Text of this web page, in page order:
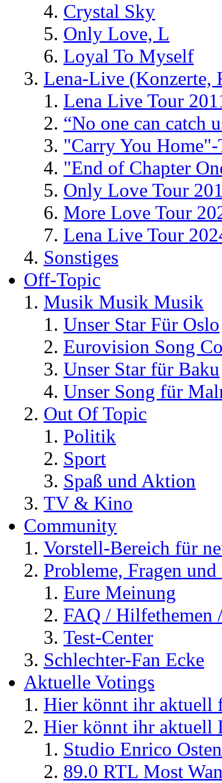
Crystal Sky
Only Love, L
Loyal To Myself
Lena-Live (Konzerte,
Lena Live Tour
“No one can catch
"Carry You
"End of Chapter
Only Love Tour
More Love Tour
Lena Live Tour
Sonstiges
Off-Topic
Musik Musik Musik
Unser Star Für Oslo
Eurovision Song
Unser Star für Baku
Unser Song für
Out Of Topic
Politik
Sport
Spaß und Aktion
TV & Kino
Community
Vorstell-Bereich für
Probleme, Fragen
Eure Meinung
FAQ / Hilfethemen
Test-Center
Schlechter-Fan Ecke
Aktuelle Votings
Hier könnt ihr aktuell
Hier könnt ihr aktuell
Studio Enrico
89.0 RTL Most